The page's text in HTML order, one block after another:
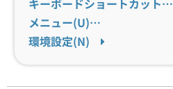
キーボードショートカット…
メニュー(U)…
環境設定(N)